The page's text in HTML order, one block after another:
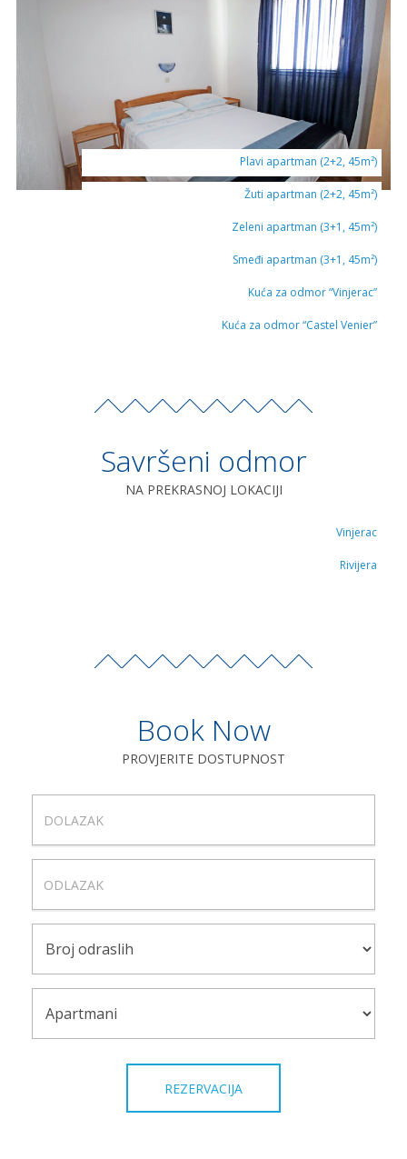
Plavi apartman (2+2, 45m²)
Žuti apartman (2+2, 45m²)
Zeleni apartman (3+1, 45m²)
Smeđi apartman (3+1, 45m²)
Kuća za odmor “Vinjerac”
Kuća za odmor “Castel Venier”
Savršeni odmor
NA PREKRASNOJ LOKACIJI
Vinjerac
Rivijera
Book Now
PROVJERITE DOSTUPNOST
ODRASLIH
REZERVACIJA